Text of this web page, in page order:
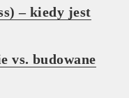
– kiedy jest
vs. budowane